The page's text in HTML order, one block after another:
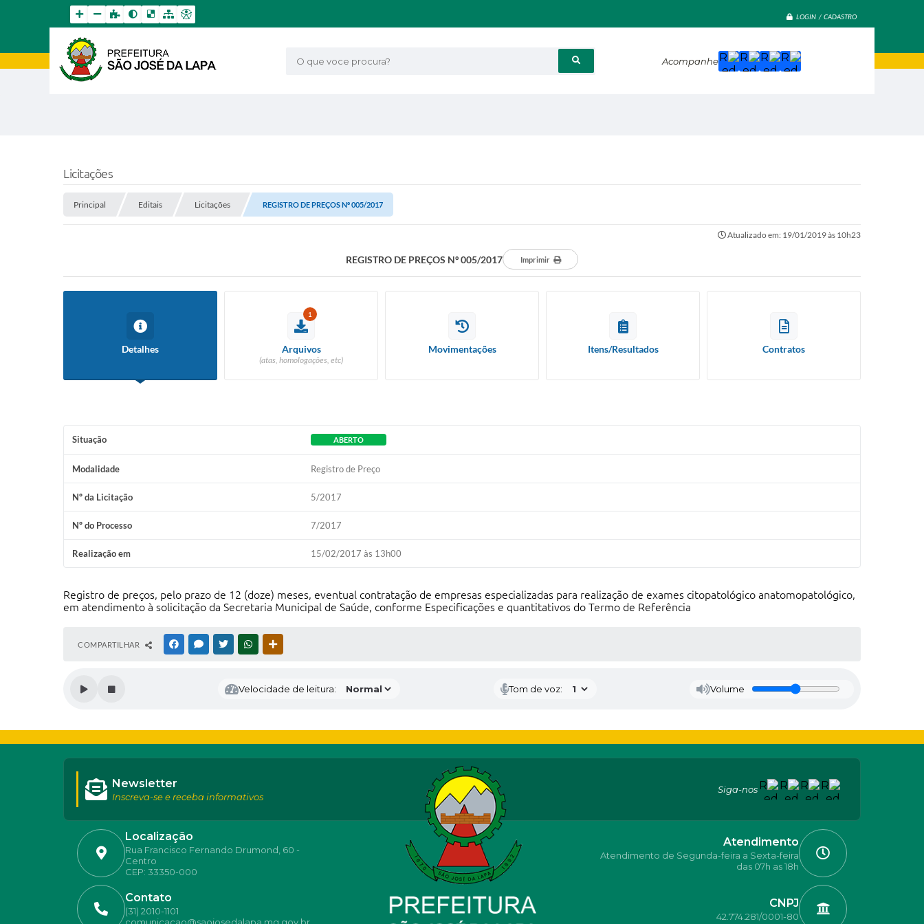
LOGIN / CADASTRO
O que voce procura? Acompanhe
Licitações
Principal Editais Licitações REGISTRO DE PREÇOS Nº 005/2017
Atualizado em: 19/01/2019 às 10h23
REGISTRO DE PREÇOS Nº 005/2017 Imprimir
Detalhes
1
Arquivos
(atas, homologações, etc)
Movimentações Itens/Resultados Contratos
Situação ABERTO
Modalidade Registro de Preço
Nº da Licitação 5/2017
Nº do Processo 7/2017
Realização em 15/02/2017 às 13h00
Registro de preços, pelo prazo de 12 (doze) meses, eventual contratação de empresas especializadas para realização de exames citopatológico anatomopatológico,
em atendimento à solicitação da Secretaria Municipal de Saúde, conforme Especificações e quantitativos do Termo de Referência
COMPARTILHAR FACEBOOKMESSENGER
TWITTERWHATSAPP
Velocidade de leitura: Tom de voz: Volume
Siga-nos
Localização
Rua Francisco Fernando Drumond, 60 -
Centro
CEP: 33350-000
Contato
(31) 2010-1101
Atendimento
Atendimento de Segunda-feira a Sexta-feira
das 07h as 18h
CNPJ
42.774.281/0001-80
Newsletter
Inscreva-se e receba informativos